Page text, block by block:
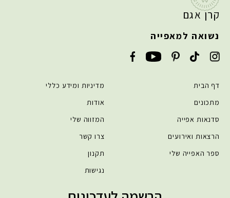
קרן אגם
נשואה למאפייה
דף הבית
מתכונים
סדנאות אפייה
הרצאות ואירועים
ספר האפייה שלי
מדיניות ומידע כללי
אודות
המזווה שלי
צרו קשר
תקנון
נגישות